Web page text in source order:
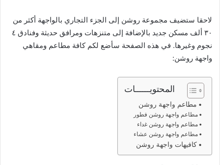
لاحقا ستضيف مجموعة روشن إلى الجزء التجاري بالواجهة أكثر من
٣٠ ألف مسكن جديد بالإضافة إلى متنزهات ومرافق حديثة وفنادق ٤
نجوم وغيرها. في هذه الصفحة سأضع لكم كافة مطاعم ومقاهي
واجهة روشن:
المحتويــــــات
مطاعم واجهة روشن
مطاعم واجهة روشن فطور
مطاعم واجهة روشن غداء
مطاعم واجهة روشن عشاء
كافيهات واجهة روشن